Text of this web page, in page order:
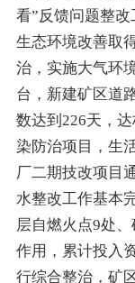
看”反馈问题整改
生态环境改善取
治，实施大气环
台， 新建矿区道
数达到 226天，
染防治项目，生
厂二期技改项目
水整改工作基本完
层自燃火点9处
作用，累计投入
行综合整治，矿